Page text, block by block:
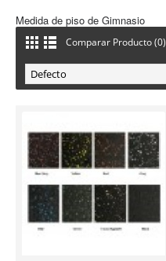
Medida de piso de Gimnasio
Comparar Producto (0)